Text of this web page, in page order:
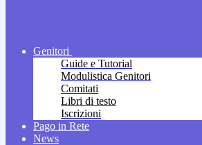
Genitori
Guide e Tutorial
Modulistica Genitori
Comitati
Libri di testo
Iscrizioni
Pago in Rete
News